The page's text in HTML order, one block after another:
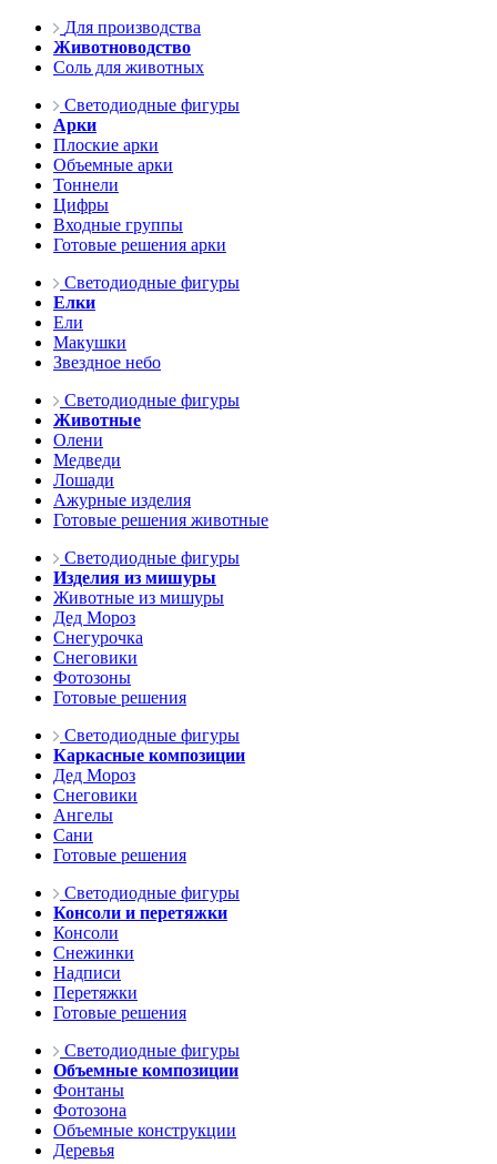
Для производства
Животноводство
Соль для животных
Светодиодные фигуры
Арки
Плоские арки
Объемные арки
Тоннели
Цифры
Входные группы
Готовые решения арки
Светодиодные фигуры
Елки
Ели
Макушки
Звездное небо
Светодиодные фигуры
Животные
Олени
Медведи
Лошади
Ажурные изделия
Готовые решения животные
Светодиодные фигуры
Изделия из мишуры
Животные из мишуры
Дед Мороз
Снегурочка
Снеговики
Фотозоны
Готовые решения
Светодиодные фигуры
Каркасные композиции
Дед Мороз
Снеговики
Ангелы
Сани
Готовые решения
Светодиодные фигуры
Консоли и перетяжки
Консоли
Снежинки
Надписи
Перетяжки
Готовые решения
Светодиодные фигуры
Объемные композиции
Фонтаны
Фотозона
Объемные конструкции
Деревья